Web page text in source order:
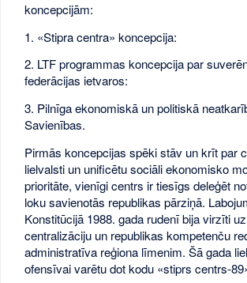
koncepcijām:
1. «Stipra centra» koncepcija:
2. LTF programmas koncepcija par
federācijas ietvaros:
3. Pilnīga ekonomiskā un politiskā
Savienības.
Pirmās koncepcijas spēki stāv un krīt par
lielvalsti un unificētu sociāli ekonomisko
prioritāte, vienīgi centrs ir tiesīgs deleģēt
loku savienotās republikas pārziņā.
Konstitūcijā 1988. gada rudenī bija virzīti
centralizāciju un republikas kompetenču
administratīva reģiona līmenim. Šā gada
ofensīvai varētu dot kodu «stiprs centrs-